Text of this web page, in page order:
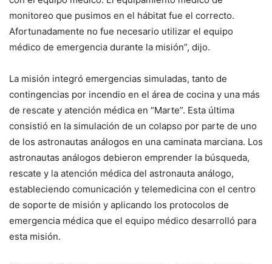
monitoreo que pusimos en el hábitat fue el correcto.
Afortunadamente no fue necesario utilizar el equipo
médico de emergencia durante la misión”, dijo.
La misión integró emergencias simuladas, tanto de
contingencias por incendio en el área de cocina y una más
de rescate y atención médica en “Marte”. Esta última
consistió en la simulación de un colapso por parte de uno
de los astronautas análogos en una caminata marciana. Los
astronautas análogos debieron emprender la búsqueda,
rescate y la atención médica del astronauta análogo,
estableciendo comunicación y telemedicina con el centro
de soporte de misión y aplicando los protocolos de
emergencia médica que el equipo médico desarrolló para
esta misión.